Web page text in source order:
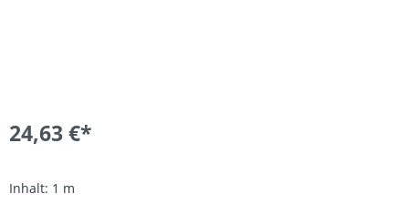
24,63 €*
Inhalt: 1 m